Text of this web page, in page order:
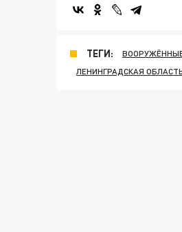
ТЕГИ:
ЛЕНИНГРАДСКАЯ